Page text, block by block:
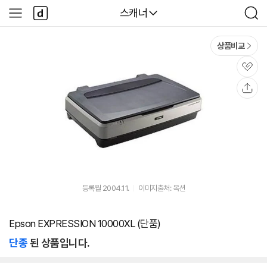
다나와
스캐너
검
색
사
이
다
나
와
상품비교
관
심
등록월 2004.11. 이미지출처: 옥션
Epson EXPRESSION 10000XL (단품)
단종된 상품입니다.